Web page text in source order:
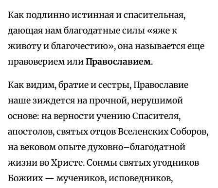
Как подлинно истинная и спасительная,
дающая нам благодатные силы «яже к
животу и благочестию», она называется еще
правоверием илиПравославием.
Как видим, братие и сестры, Православие
наше зиждется на прочной, нерушимой
основе: на верности учению Спасителя,
апостолов, святых отцов Вселенских Соборов,
на вековом опыте духовно–благодатной
жизни во Христе. Сонмы святых угодников
Божиих — мучеников, исповедников,